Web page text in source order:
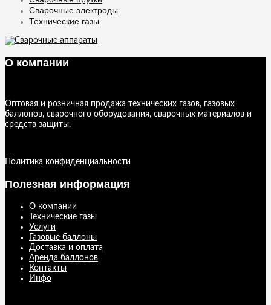
Сварочные электроды
Технические газы
О компании
Оптовая и розничная продажа технических газов, газовых
баллонов, сварочного оборудования, сварочных материалов и
средств защиты.
Политика конфиденциальности
Полезная информация
О компании
Технические газы
Услуги
Газовые баллоны
Доставка и оплата
Аренда баллонов
Контакты
Инфо